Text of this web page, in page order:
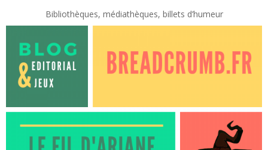
Bibliothèques, médiathèques, billets d’humeur